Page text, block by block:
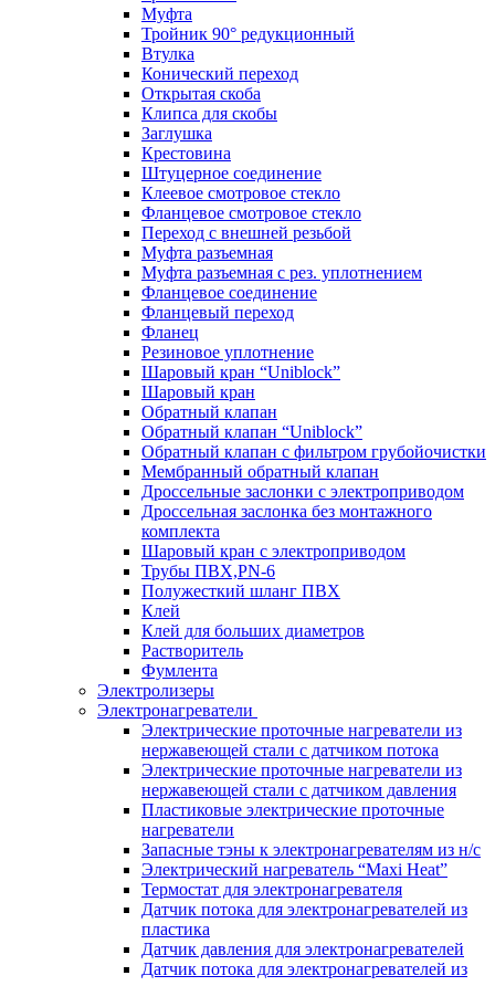
Муфта
Тройник 90° редукционный
Втулка
Конический переход
Открытая скоба
Клипса для скобы
Заглушка
Крестовина
Штуцерное соединение
Клеевое смотровое стекло
Фланцевое смотровое стекло
Переход с внешней резьбой
Муфта разъемная
Муфта разъемная с рез. уплотнением
Фланцевое соединение
Фланцевый переход
Фланец
Резиновое уплотнение
Шаровый кран “Uniblock”
Шаровый кран
Обратный клапан
Обратный клапан “Uniblock”
Обратный клапан с фильтром грубойочистки
Мембранный обратный клапан
Дроссельные заслонки с электроприводом
Дроссельная заслонка без монтажного
комплекта
Шаровый кран с электроприводом
Трубы ПВХ,PN-6
Полужесткий шланг ПВХ
Клей
Клей для больших диаметров
Растворитель
Фумлента
Электролизеры
Электронагреватели
Электрические проточные нагреватели из
нержавеющей стали с датчиком потока
Электрические проточные нагреватели из
нержавеющей стали с датчиком давления
Пластиковые электрические проточные
нагреватели
Запасные тэны к электронагревателям из н/с
Электрический нагреватель “Maxi Heat”
Термостат для электронагревателя
Датчик потока для электронагревателей из
пластика
Датчик давления для электронагревателей
Датчик потока для электронагревателей из